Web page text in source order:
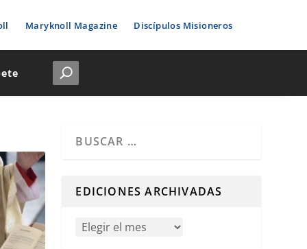
Maryknoll Magazine Discípulos Misioneros
EDICIONES ARCHIVADAS